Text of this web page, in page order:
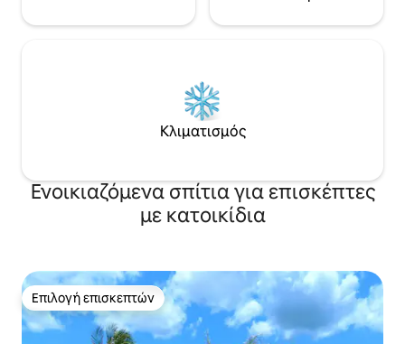
Κλιματισμός
Ενοικιαζόμενα σπίτια για επισκέπτες
με κατοικίδια
Επιλογή επισκεπτών
Επιλογή επισκεπτών